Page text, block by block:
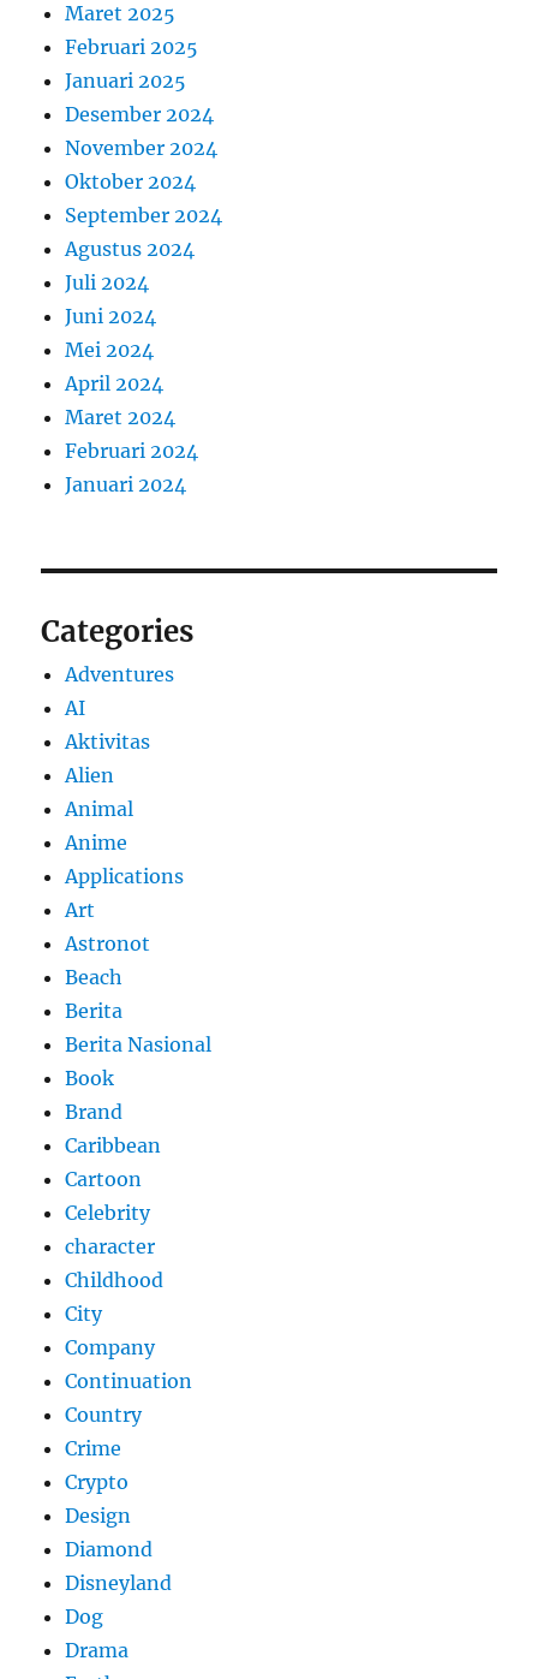
Maret 2025
Februari 2025
Januari 2025
Desember 2024
November 2024
Oktober 2024
September 2024
Agustus 2024
Juli 2024
Juni 2024
Mei 2024
April 2024
Maret 2024
Februari 2024
Januari 2024
Categories
Adventures
AI
Aktivitas
Alien
Animal
Anime
Applications
Art
Astronot
Beach
Berita
Berita Nasional
Book
Brand
Caribbean
Cartoon
Celebrity
character
Childhood
City
Company
Continuation
Country
Crime
Crypto
Design
Diamond
Disneyland
Dog
Drama